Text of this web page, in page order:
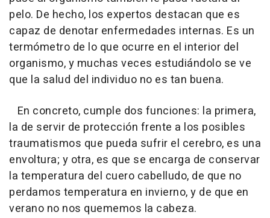
pelo. De hecho, los expertos destacan que es
capaz de denotar enfermedades internas. Es un
termómetro de lo que ocurre en el interior del
organismo, y muchas veces estudiándolo se ve
que la salud del individuo no es tan buena.
En concreto, cumple dos funciones: la primera,
la de servir de protección frente a los posibles
traumatismos que pueda sufrir el cerebro, es una
envoltura; y otra, es que se encarga de conservar
la temperatura del cuero cabelludo, de que no
perdamos temperatura en invierno, y de que en
verano no nos quememos la cabeza.